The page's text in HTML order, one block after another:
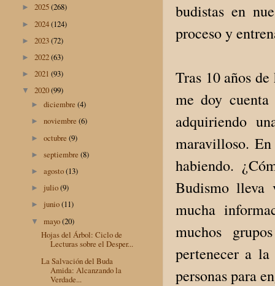
budistas en
proceso y
Tras 10 años
me doy
adquiriendo
maravilloso.
habiendo.
Budismo lleva
mucha
muchos
pertenecer a
personas para
► 2025(268)
► 2024(124)
► 2023(72)
► 2022(63)
► 2021 (93)
▼ 2020(99)
►diciembre(4)
►noviembre(6)
►octubre(9)
►septiembre(8)
►agosto(13)
► julio(9)
► junio(11)
▼mayo(20)
Hojas del Árbol: Ciclo de
Lecturas sobre el Desper...
La Salvación del Buda
Amida: Alcanzando la
Verdade...